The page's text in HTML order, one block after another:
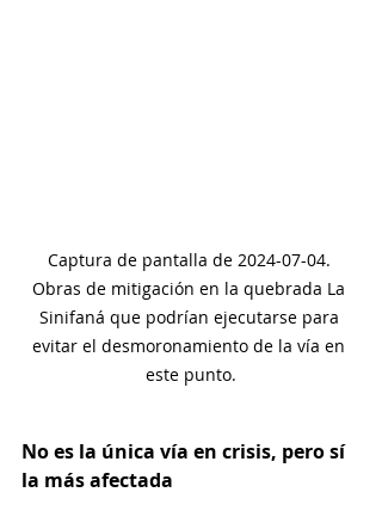
Captura de pantalla de 2024-07-04.
Obras de mitigación en la quebrada La
Sinifaná que podrían ejecutarse para
evitar el desmoronamiento de la vía en
este punto.
No es la única vía en crisis, pero sí
la más afectada